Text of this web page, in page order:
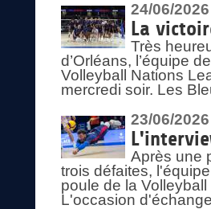
24/06/2026
La
Très
d’Orléans, l’équipe
Volleyball Nations
mercredi soir. Les
23/06/2026
Après une
trois défaites,
poule de la
L'occasion